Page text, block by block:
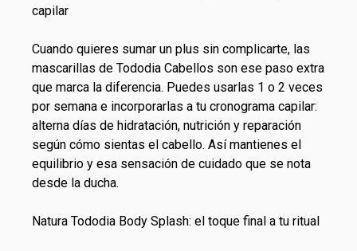
capilar
Cuando quieres sumar un plus sin complicarte, las
mascarillas de Tododia Cabellos son ese paso extra
que marca la diferencia. Puedes usarlas 1 o 2 veces
por semana e incorporarlas a tu cronograma capilar:
alterna días de hidratación, nutrición y reparación
según cómo sientas el cabello. Así mantienes el
equilibrio y esa sensación de cuidado que se nota
desde la ducha.
Natura Tododia Body Splash: el toque final a tu ritual